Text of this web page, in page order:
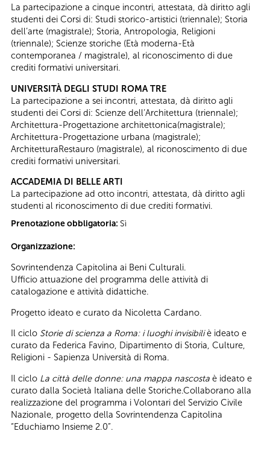
La partecipazione a cinque incontri, attestata, dà diritto agli
studenti dei Corsi di: Studi storico-artistici (triennale); Storia
dell’arte (magistrale); Storia, Antropologia, Religioni
(triennale); Scienze storiche (Età moderna-Età
contemporanea / magistrale), al riconoscimento di due
crediti formativi universitari.
UNIVERSITÀ DEGLI STUDI ROMA TRE
La partecipazione a sei incontri, attestata, dà diritto agli
studenti dei Corsi di: Scienze dell’Architettura (triennale);
Architettura-Progettazione architettonica(magistrale);
Architettura-Progettazione urbana (magistrale);
ArchitetturaRestauro (magistrale), al riconoscimento di due
crediti formativi universitari.
ACCADEMIA DI BELLE ARTI
La partecipazione ad otto incontri, attestata, dà diritto agli
studenti al riconoscimento di due crediti formativi.
Prenotazione obbligatoria: Sì
Organizzazione:
Sovrintendenza Capitolina ai Beni Culturali.
Ufficio attuazione del programma delle attività di
catalogazione e attività didattiche.
Progetto ideato e curato da Nicoletta Cardano.
Il ciclo Storie di scienza a Roma: i luoghi invisibiliè ideato e
curato da Federica Favino, Dipartimento di Storia, Culture,
Religioni - Sapienza Università di Roma.
Il ciclo La città delle donne: una mappa nascosta è ideato e
curato dalla Società Italiana delle Storiche.Collaborano alla
realizzazione del programma i Volontari del Servizio Civile
Nazionale, progetto della Sovrintendenza Capitolina
“Educhiamo Insieme 2.0”.